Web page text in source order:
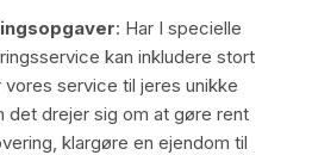
: Har I specielle
kan inkludere stort
service til jeres unikke
det drejer sig om at gøre rent
klargøre en ejendom til